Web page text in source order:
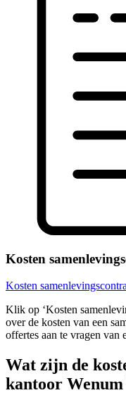
Kosten
Kosten
Klik op ‘Kosten
over de kosten van een
offertes aan te vragen van
Wat zijn de
kantoor